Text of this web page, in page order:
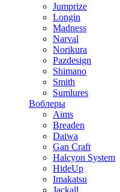
Jumprize
Longin
Madness
Narval
Norikura
Pazdesign
Shimano
Smith
Sumlures
Воблеры
Aims
Breaden
Daiwa
Gan Craft
Halcyon System
HideUp
Imakatsu
Jackall